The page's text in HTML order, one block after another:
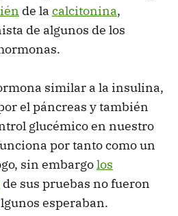
de la calcitonina,
de algunos de los
similar a la insulina,
el páncreas y también
glucémico en nuestro
por tanto como un
sin embargolos
de sus pruebas no fueron
esperaban.